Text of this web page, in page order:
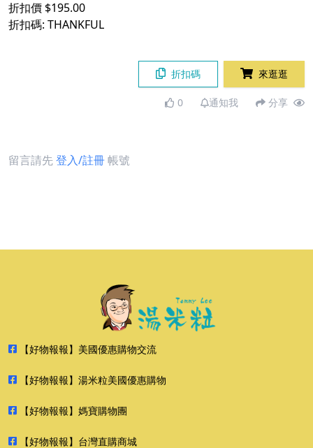
折扣價 $195.00
折扣碼: THANKFUL
折扣碼 來逛逛
0 通知我 分享
留言請先登入/註冊帳號
【好物報報】美國優惠購物交流
【好物報報】湯米粒美國優惠購物
【好物報報】媽寶購物團
【好物報報】台灣直購商城